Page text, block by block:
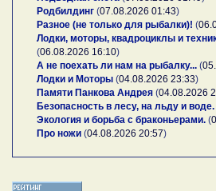
Родбилдинг (07.08.2026 01:43)
Разное (не только для рыбалки)! (
Лодки, моторы, квадроциклы и
(06.08.2026 16:10)
А не поехать ли нам на рыбалку... (
Лодки и Моторы (04.08.2026 23:33)
Памяти Панкова Андрея (04.08.2026
Безопасность в лесу, на льду и воде.
Экология и борьба с браконьерами. (
Про ножи (04.08.2026 20:57)